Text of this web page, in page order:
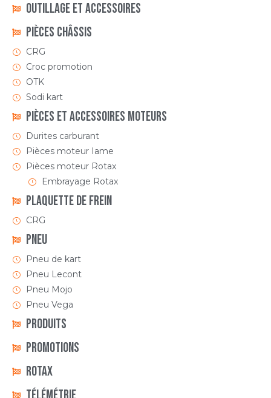
Outillage et Accessoires
Pièces Châssis
CRG
Croc promotion
OTK
Sodi kart
Pièces et accessoires moteurs
Durites carburant
Pièces moteur Iame
Pièces moteur Rotax
Embrayage Rotax
Plaquette de frein
CRG
Pneu
Pneu de kart
Pneu Lecont
Pneu Mojo
Pneu Vega
Produits
Promotions
Rotax